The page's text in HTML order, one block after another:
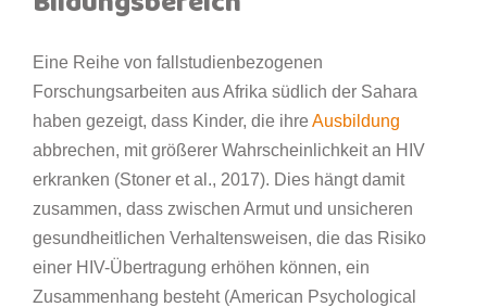
Eine Reihe von fallstudienbezogenen
Forschungsarbeiten aus Afrika südlich der Sahara
haben gezeigt, dass Kinder, die ihre Ausbildung
abbrechen, mit größerer Wahrscheinlichkeit an HIV
erkranken (Stoner et al., 2017). Dies hängt damit
zusammen, dass zwischen Armut und unsicheren
gesundheitlichen Verhaltensweisen, die das Risiko
einer HIV-Übertragung erhöhen können, ein
Zusammenhang besteht (American Psychological